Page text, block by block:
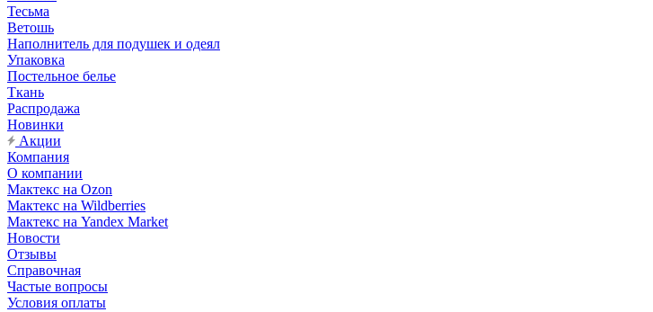
Тесьма
Ветошь
Наполнитель для подушек и одеял
Упаковка
Постельное белье
Ткань
Распродажа
Новинки
Акции
Компания
О компании
Мактекс на Ozon
Мактекс на Wildberries
Мактекс на Yandex Market
Новости
Отзывы
Справочная
Частые вопросы
Условия оплаты